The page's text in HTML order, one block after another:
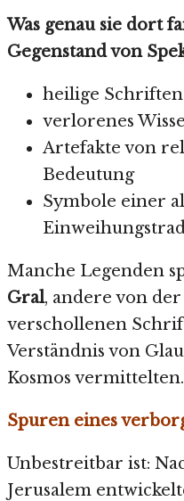
Was genau sie dort
Gegenstand von
heilige Schriften
verlorenes
Artefakte von
Bedeutung
Symbole einer
Manche Legenden
Gral, andere von der
verschollenen
Verständnis von
Kosmos vermittelten.
Spuren eines
Unbestreitbar ist:
Jerusalem